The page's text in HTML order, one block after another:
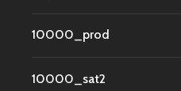
10000_prod
10000_sat2